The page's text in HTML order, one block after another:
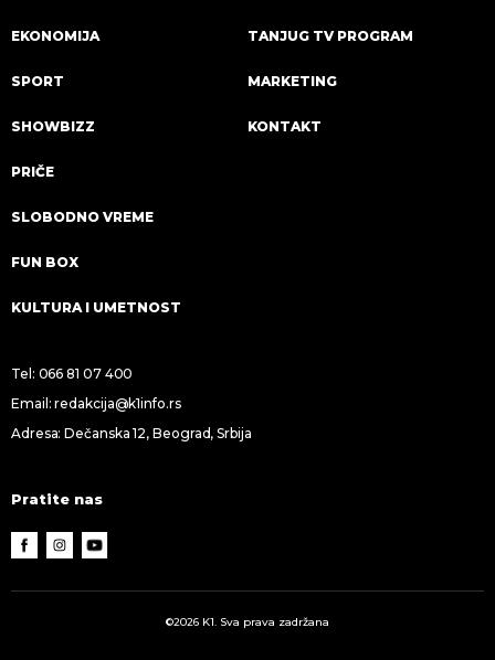
EKONOMIJA
SPORT
SHOWBIZZ
PRIČE
SLOBODNO VREME
FUN BOX
KULTURA I UMETNOST
TANJUG TV PROGRAM
MARKETING
KONTAKT
Tel: 066 81 07 400
Email:redakcija@k1info.rs
Adresa: Dečanska 12, Beograd, Srbija
Pratite nas
©2026 K1. Sva prava zadržana